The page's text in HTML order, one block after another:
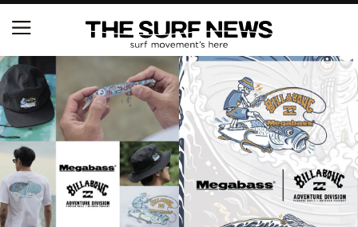
NSAと茅ヶ崎市が包括連携協定を締結 自治体との
協定は全国初、サーフィンを軸に地域活性化へ
【五十嵐カノア独占インタビュー】旧友レオ、ジャ
ックとの豪華プライベートセッション
S.ONE ショート＆ロング開幕戦・現地リポート（高
橋みなと）